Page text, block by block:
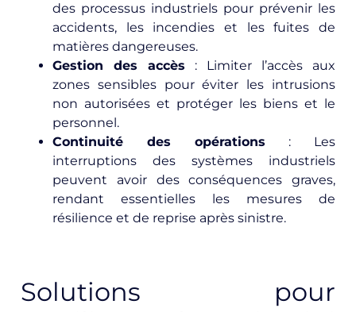
des processus industriels pour prévenir les
accidents, les incendies et les fuites de
matières dangereuses.
Gestion des accès : Limiter l’accès aux
zones sensibles pour éviter les intrusions
non autorisées et protéger les biens et le
personnel.
Continuité des opérations : Les
interruptions des systèmes industriels
peuvent avoir des conséquences graves,
rendant essentielles les mesures de
résilience et de reprise après sinistre.
Solutions pour